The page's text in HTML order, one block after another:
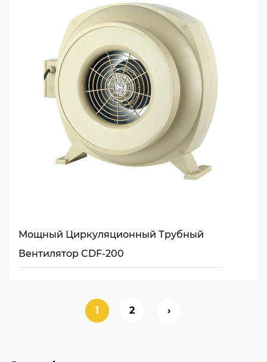
Мощный Циркуляционный Трубный
Вентилятор CDF-200
1 2 ›